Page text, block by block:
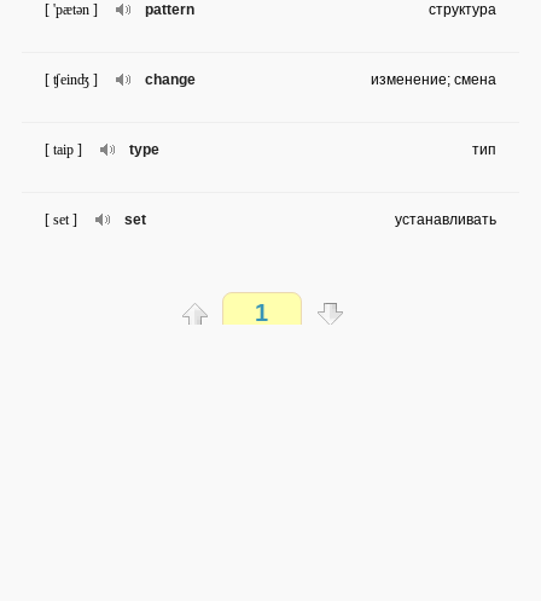
pattern
[ 'pætən ] структура
change
[ ʧeinʤ ] изменение; смена
type
[ taip ] тип
set
[ set ] устанавливать
distribution
1